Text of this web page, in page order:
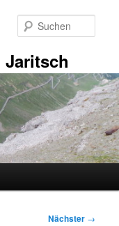
Nächster →